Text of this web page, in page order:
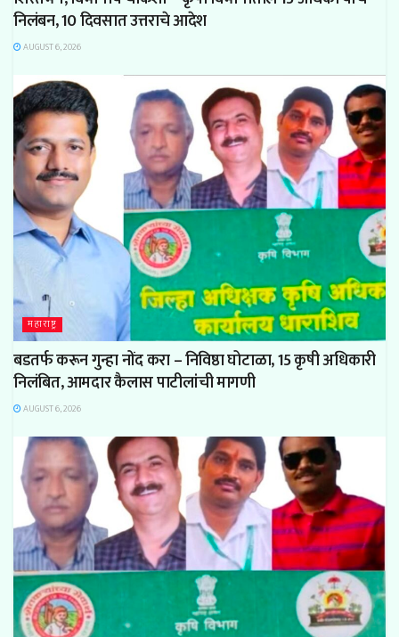
निलंबन, 10 दिवसात उत्तराचे आदेश
AUGUST 6, 2026
महाराष्ट्र
बडतर्फ करून गुन्हा नोंद करा – निविष्ठा घोटाळा, 15 कृषी अधिकारी
निलंबित, आमदार कैलास पाटीलांची मागणी
AUGUST 6, 2026